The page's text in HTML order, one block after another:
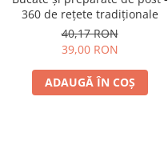
360 de reţete tradiţionale
40,17 RON
39,00 RON
ADAUGĂ ÎN COȘ